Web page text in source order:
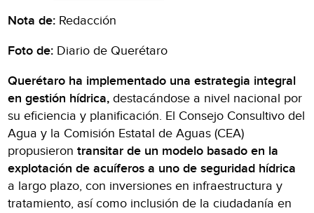
Nota de: Redacción
Foto de: Diario de Querétaro
Querétaro ha implementado una estrategia integral
en gestión hídrica, destacándose a nivel nacional por
su eficiencia y planificación. El Consejo Consultivo del
Agua y la Comisión Estatal de Aguas (CEA)
propusierontransitar de un modelo basado en la
explotación de acuíferos a uno de seguridad hídrica
a largo plazo, con inversiones en infraestructura y
tratamiento, así como inclusión de la ciudadanía en